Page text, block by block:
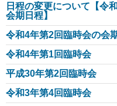
日程の変更について【令
会期日程】
令和4年第2回臨時会の会
令和4年第1回臨時会
平成30年第2回臨時会
令和3年第4回臨時会